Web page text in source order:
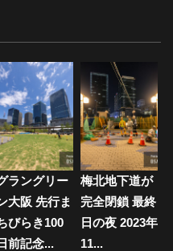
ラングリー
大阪 先行ま
びらき100
日前記念...
梅北地下道が
完全閉鎖 最終
日の夜 2023年
11...